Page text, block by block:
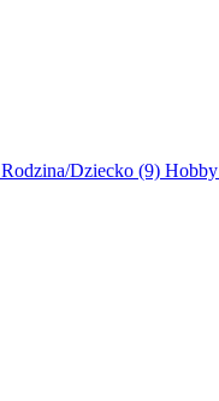
Rodzina/Dziecko (9) Hobby